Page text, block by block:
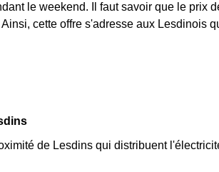
le weekend. Il faut savoir que le prix
cette offre s'adresse aux Lesdinois
de Lesdins qui distribuent